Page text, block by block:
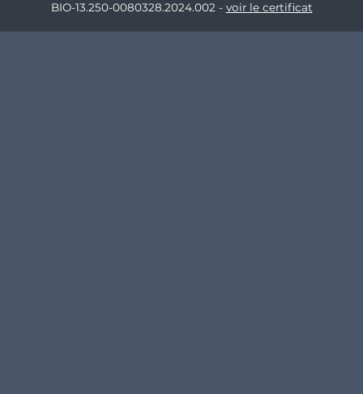
BIO-13.250-0080328.2024.002 - voir le certificat